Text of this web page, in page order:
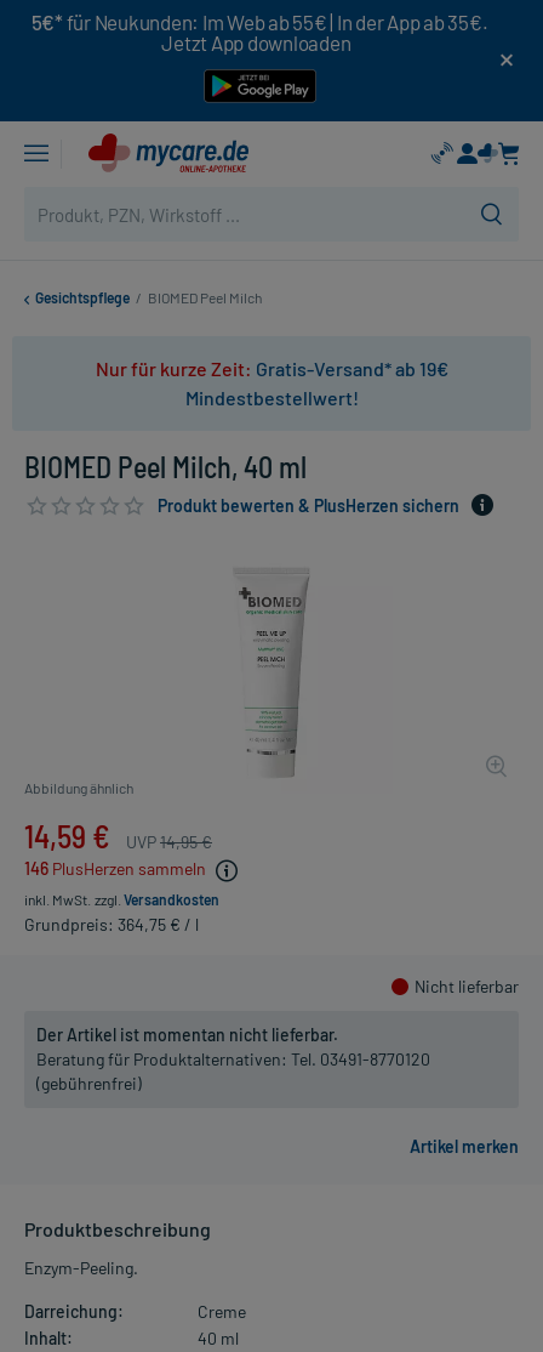
5€* für Neukunden: Im Web ab 55€ | In der App ab 35€.
Jetzt App downloaden
Gesichtspflege / BIOMED Peel Milch
Nur für kurze Zeit: Gratis-Versand* ab 19€
Mindestbestellwert!
BIOMED Peel Milch, 40 ml
Produkt bewerten & PlusHerzen sichern
Abbildung ähnlich
14,59 € UVP14,95 €
146 PlusHerzen sammeln
inkl. MwSt. zzgl. Versandkosten
Grundpreis: 364,75 € / l
Nicht lieferbar
Der Artikel ist momentan nicht lieferbar.
Beratung für Produktalternativen: Tel. 03491-8770120
(gebührenfrei)
Produktbeschreibung
Enzym-Peeling.
Darreichung:
Creme
Inhalt:
40 ml